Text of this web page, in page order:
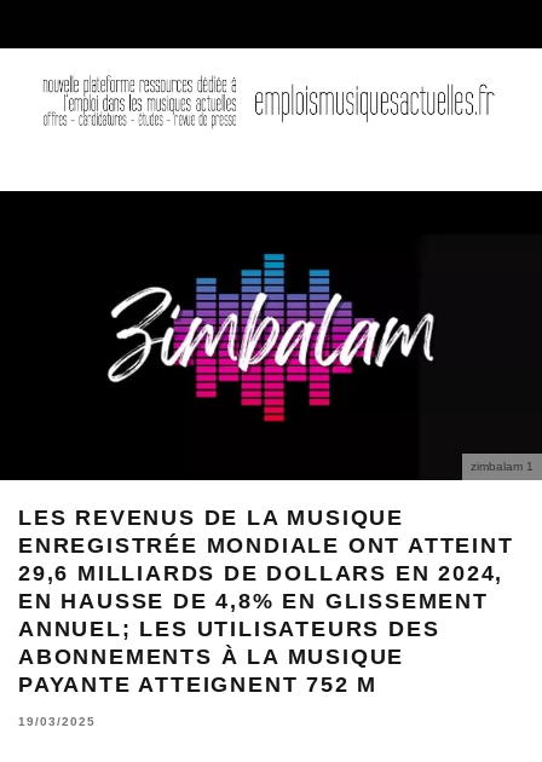
zimbalam 1
LES REVENUS DE LA MUSIQUE
ENREGISTRÉE MONDIALE ONT ATTEINT
29,6 MILLIARDS DE DOLLARS EN 2024,
EN HAUSSE DE 4,8% EN GLISSEMENT
ANNUEL; LES UTILISATEURS DES
ABONNEMENTS À LA MUSIQUE
PAYANTE ATTEIGNENT 752 M
19/03/2025